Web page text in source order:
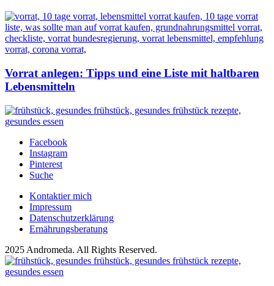
Vorrat anlegen: Tipps und eine Liste mit haltbaren
Lebensmitteln
Facebook
Instagram
Pinterest
Suche
Kontaktier mich
Impressum
Datenschutzerklärung
Ernährungsberatung
2025 Andromeda. All Rights Reserved.